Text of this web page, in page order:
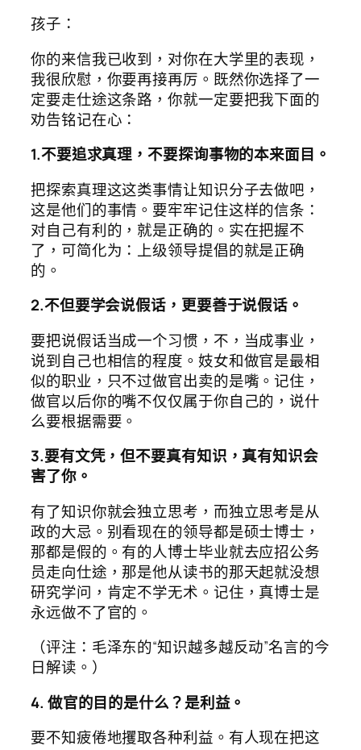
孩子：
你的来信我已收到，对你在大学里的表现，
我很欣慰，你要再接再厉。既然你选择了一
定要走仕途这条路，你就一定要把我下面的
劝告铭记在心：
1.不要追求真理，不要探询事物的本来面目。
把探索真理这这类事情让知识分子去做吧，
这是他们的事情。要牢牢记住这样的信条：
对自己有利的，就是正确的。实在把握不
了，可简化为：上级领导提倡的就是正确
的。
2.不但要学会说假话，更要善于说假话。
要把说假话当成一个习惯，不，当成事业，
说到自己也相信的程度。妓女和做官是最相
似的职业，只不过做官出卖的是嘴。记住，
做官以后你的嘴不仅仅属于你自己的，说什
么要根据需要。
3.要有文凭，但不要真有知识，真有知识会
害了你。
有了知识你就会独立思考，而独立思考是从
政的大忌。别看现在的领导都是硕士博士，
那都是假的。有的人博士毕业就去应招公务
员走向仕途，那是他从读书的那天起就没想
研究学问，肯定不学无术。记住，真博士是
永远做不了官的。
（评注：毛泽东的“知识越多越反动”名言的今
日解读。）
4. 做官的目的是什么？是利益。
要不知疲倦地攫取各种利益。有人现在把这